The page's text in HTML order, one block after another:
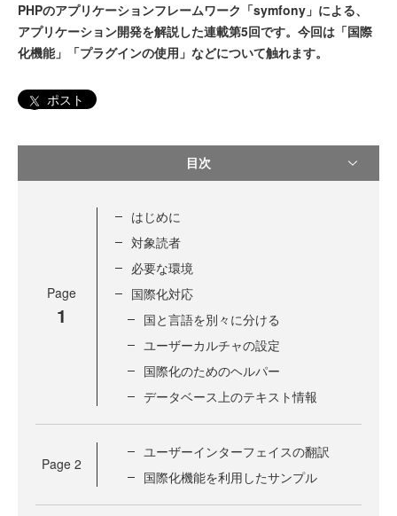
PHPのアプリケーションフレームワーク「symfony」による、
アプリケーション開発を解説した連載第5回です。今回は「国際
化機能」「プラグインの使用」などについて触れます。
ポスト
目次
Page
1
はじめに
対象読者
必要な環境
国際化対応
国と言語を別々に分ける
ユーザーカルチャの設定
国際化のためのヘルパー
データベース上のテキスト情報
Page 2
ユーザーインターフェイスの翻訳
国際化機能を利用したサンプル